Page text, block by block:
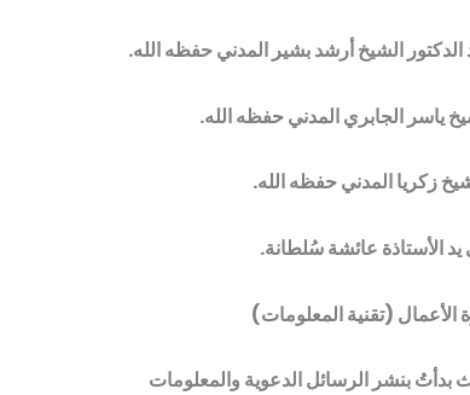
الشيخ أرشد بشير المدني حفظه الله.
ياسر الجابري المدني حفظه الله.
زكريا المدني حفظه الله.
الأستاذة عائشة سُلطانة.
لديّ خبرة منذ عام 2011م، حيث بدأتُ بنشر الرسائل الدعوية والمعلومات